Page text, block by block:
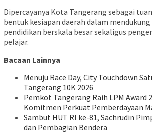
Dipercayanya Kota Tangerang sebagai
bentuk kesiapan daerah dalam
pendidikan berskala besar sekaligus
pelajar.
Bacaan Lainnya
Menuju Race Day, City Touchdown
Tangerang 10K 2026
Pemkot Tangerang Raih LPM Award
Komitmen Perkuat Pemberdayaan
Sambut HUT RI ke-81, Sachrudin
dan Pembagian Bendera